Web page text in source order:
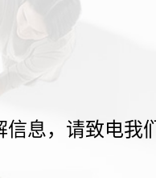
信息，请致电我